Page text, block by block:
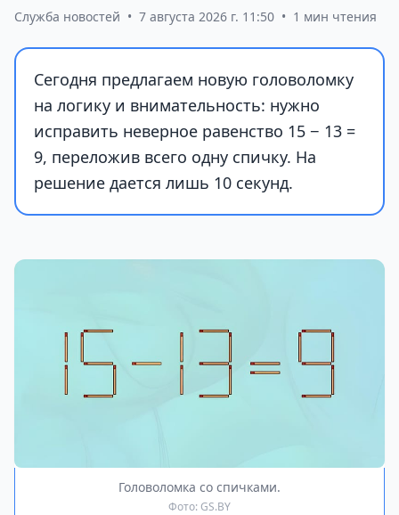
Служба новостей • 7 августа 2026 г. 11:50 • 1 мин чтения
Сегодня предлагаем новую головоломку
на логику и внимательность: нужно
исправить неверное равенство 15 − 13 =
9, переложив всего одну спичку. На
решение дается лишь 10 секунд.
Головоломка со спичками.
Фото: GS.BY